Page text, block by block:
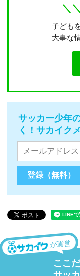
＼
子ども
大事な
サッカー少年
く！サカイク
が運営
ここ